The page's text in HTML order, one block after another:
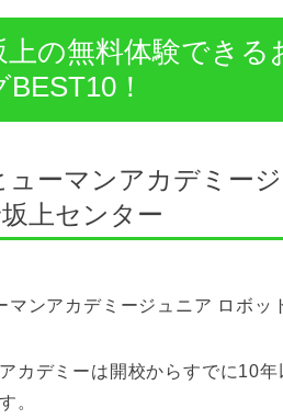
上の無料体験でき
！
ューマンアカデミー
上センター
マンアカデミージュニア ロボッ
カデミーは開校からすでに10
。